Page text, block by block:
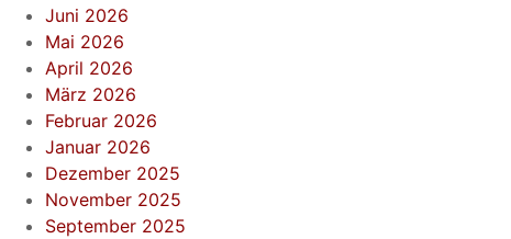
Juni 2026
Mai 2026
April 2026
März 2026
Februar 2026
Januar 2026
Dezember 2025
November 2025
September 2025